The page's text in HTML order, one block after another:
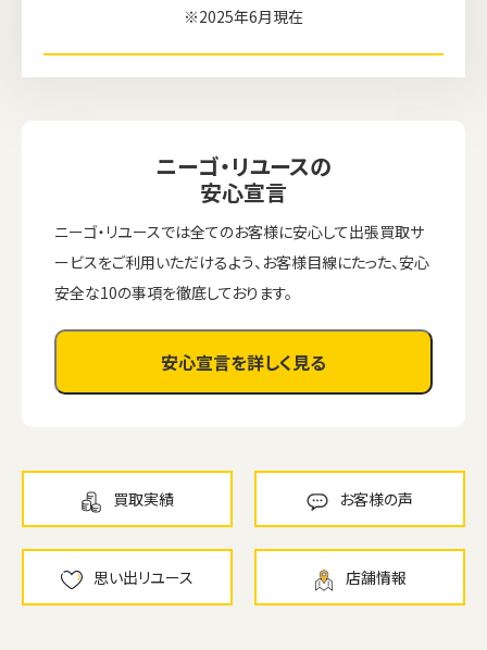
※2025年6月現在
ニーゴ・リユースの
安心宣言
ニーゴ・リユースでは全てのお客様に安心して出張買取サ
ービスをご利用いただけるよう、お客様目線にたった、安心
安全な10の事項を徹底しております。
安心宣言を詳しく見る
買取実績 お客様の声
思い出リユース 店舗情報